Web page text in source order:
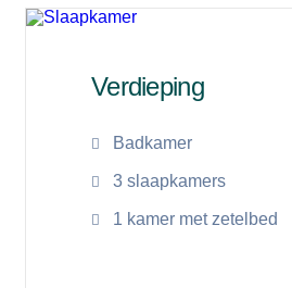
Verdieping
Badkamer
3 slaapkamers
1 kamer met zetelbed